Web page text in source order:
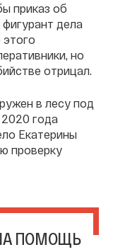
приказ об
дела
но
отрицал.
в лесу под
года
Екатерины
проверку
ПОМОЩЬ